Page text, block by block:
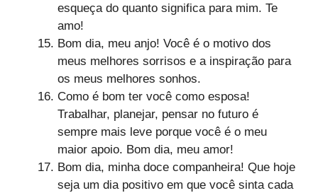
esqueça do quanto significa para mim. Te
amo!
Bom dia, meu anjo! Você é o motivo dos
meus melhores sorrisos e a inspiração para
os meus melhores sonhos.
Como é bom ter você como esposa!
Trabalhar, planejar, pensar no futuro é
sempre mais leve porque você é o meu
maior apoio. Bom dia, meu amor!
Bom dia, minha doce companheira! Que hoje
seja um dia positivo em que você sinta cada